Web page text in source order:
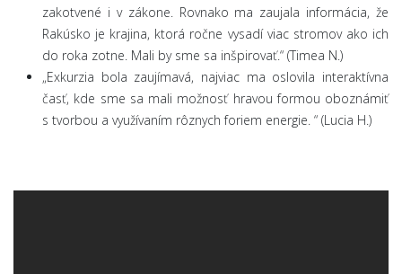
zakotvené i v zákone. Rovnako ma zaujala informácia, že
Rakúsko je krajina, ktorá ročne vysadí viac stromov ako ich
do roka zotne. Mali by sme sa inšpirovať.“ (Timea N.)
„Exkurzia bola zaujímavá, najviac ma oslovila interaktívna
časť, kde sme sa mali možnosť hravou formou oboznámiť
s tvorbou a využívaním rôznych foriem energie. “ (Lucia H.)